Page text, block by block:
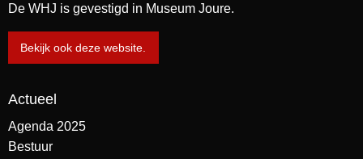
De WHJ is gevestigd in Museum Joure.
Bekijk ook deze website.
Actueel
Agenda 2025
Bestuur